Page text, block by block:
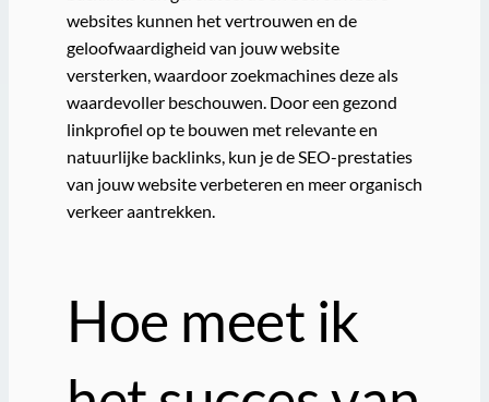
websites kunnen het vertrouwen en de
geloofwaardigheid van jouw website
versterken, waardoor zoekmachines deze als
waardevoller beschouwen. Door een gezond
linkprofiel op te bouwen met relevante en
natuurlijke backlinks, kun je de SEO-prestaties
van jouw website verbeteren en meer organisch
verkeer aantrekken.
Hoe meet ik